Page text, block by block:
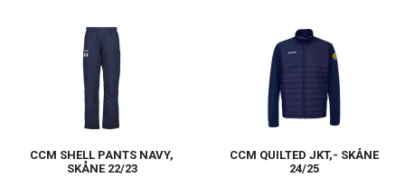
CCM SHELL PANTS NAVY,
SKÅNE 22/23
CCM QUILTED JKT,- SKÅNE
24/25